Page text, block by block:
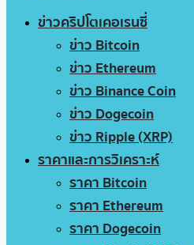
ข่าวคริปโตเคอเรนซี่
ข่าว Bitcoin
ข่าว Ethereum
ข่าว Binance Coin
ข่าว Dogecoin
ข่าว Ripple (XRP)
ราคาและการวิเคราะห์
ราคา Bitcoin
ราคา Ethereum
ราคา Dogecoin